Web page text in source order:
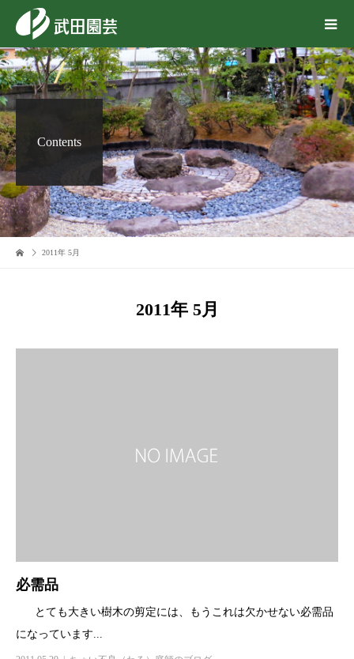
Contents
2011年 5月
2011年 5月
必需品
とても大きい樹木の剪定には、もうこれは欠かせない必需品
になっています...